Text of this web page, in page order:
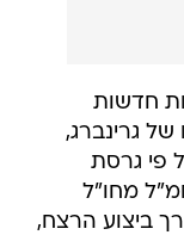
חדשות
של גרינברג,
פי גרסת
מחו"ל
ביצוע הרצח,